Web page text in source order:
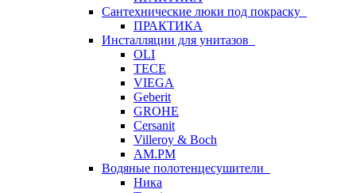
Сантехнические люки под покраску
ПРАКТИКА
Инсталляции для унитазов
OLI
TECE
VIEGA
Geberit
GROHE
Cersanit
Villeroy & Boch
AM.PM
Водяные полотенцесушители
Ника